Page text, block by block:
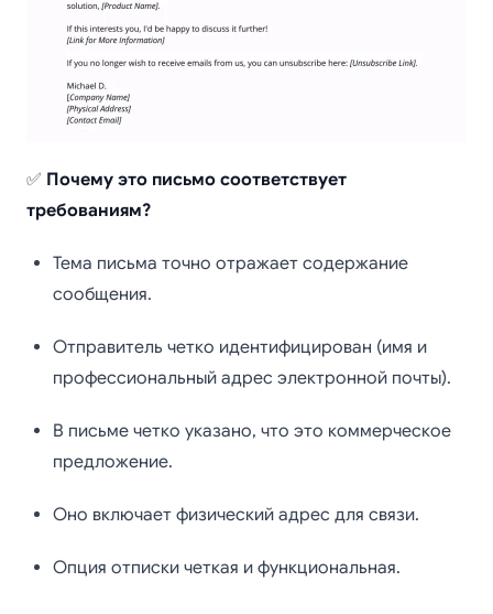
✅ Почему это письмо соответствует
требованиям?
Тема письма точно отражает содержание
сообщения.
Отправитель четко идентифицирован (имя и
профессиональный адрес электронной почты).
В письме четко указано, что это коммерческое
предложение.
Оно включает физический адрес для связи.
Опция отписки четкая и функциональная.